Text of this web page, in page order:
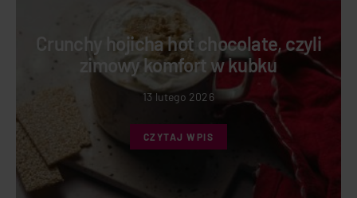
Crunchy hojicha hot chocolate, czyli
zimowy komfort w kubku
13 lutego 2026
CZYTAJ WPIS